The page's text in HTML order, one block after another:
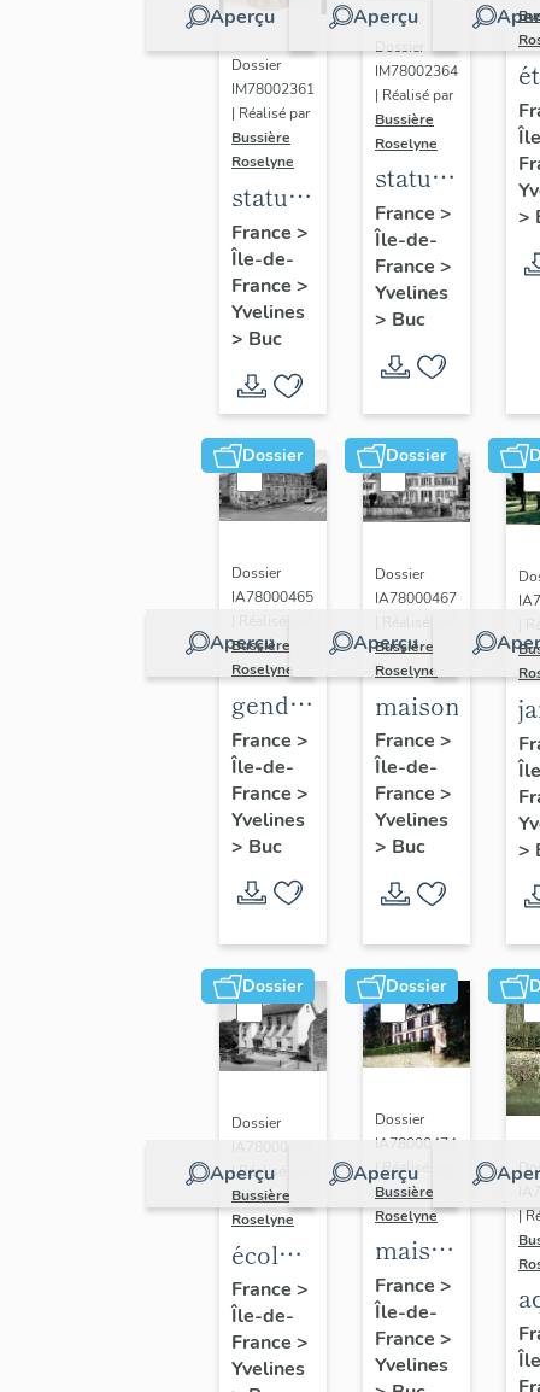
Aperçu
Dossier
IM78002361
| Réalisé par
Bussière
Roselyne
statue :
Vierge
à
l'Enfant
(n°2)
France >
Île-de-
France >
Yvelines
> Buc
Aperçu
Dossier
IM78002364
| Réalisé par
Bussière
Roselyne
statue :
Vierge
à
l'Enfant
(n°1)
France >
Île-de-
France >
Yvelines
> Buc
>
Dossier
Aperçu
Dossier
IA78000465
Bussière
Roselyne
gendarmerie,
actuellement
immeuble
France >
Île-de-
France >
Yvelines
> Buc
Dossier
Aperçu
Dossier
IA78000467
Bussière
Roselyne
maison
France >
Île-de-
France >
Yvelines
> Buc
>
Dossier
Aperçu
Dossier
| Réalisé par
Bussière
Roselyne
école
primaire
de
filles,
France >
Île-de-
France >
Yvelines
Dossier
Aperçu
Dossier
IA78000474
| Réalisé par
Bussière
Roselyne
maison
dite
villa
Saint
Marie
France >
Île-de-
France >
Yvelines
|